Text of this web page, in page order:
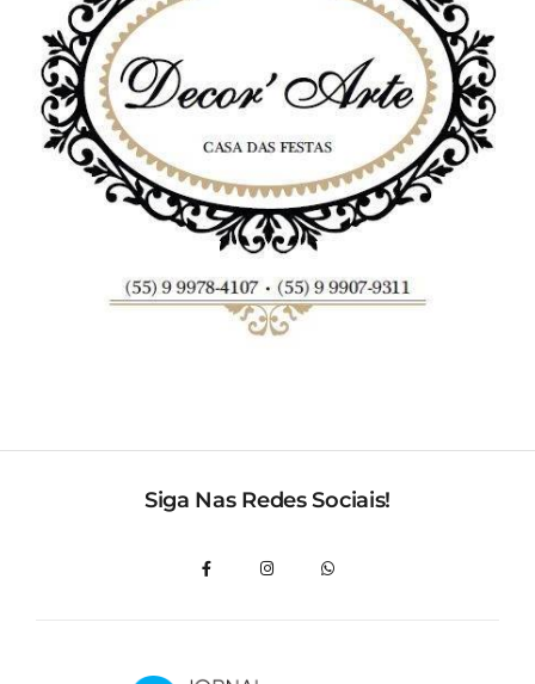
Siga Nas Redes Sociais!